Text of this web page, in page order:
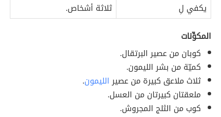
يكفي لِ
ثلاثة أشخاص.
المكوِّنات
كوبان من عصير البرتقال.
كميّة من بشر الليمون.
ثلاث ملاعق كبيرة من عصيرالليمون.
ملعقتان كبيرتان من العسل.
كوب من الثلج المجروش.